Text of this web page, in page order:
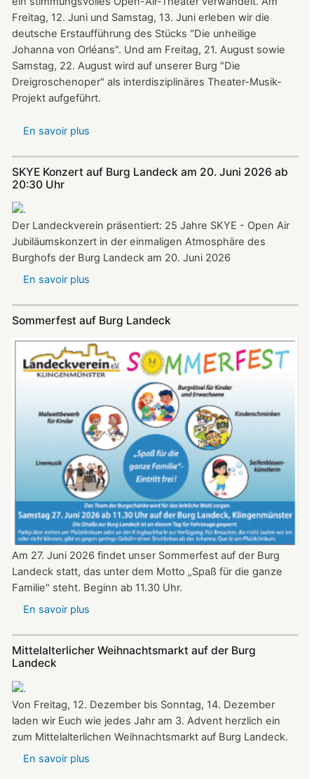
Freitag, 12. Juni und Samstag, 13. Juni erleben wir die
deutsche Erstaufführung des Stücks "Die unheilige
Johanna von Orléans". Und am Freitag, 21. August sowie
Samstag, 22. August wird auf unserer Burg "Die
Dreigroschenoper" als interdisziplinäres Theater-Musik-
Projekt aufgeführt.
En savoir plus
Theatersommer
Landeck
SKYE Konzert auf Burg Landeck am 20. Juni 2026 ab
20:30 Uhr​​​​​​​​​​​​​​
Der Landeckverein präsentiert: 25 Jahre SKYE - Open Air
Jubiläumskonzert in der einmaligen Atmosphäre des
Burghofs der Burg Landeck am 20. Juni 2026
En savoir plus
auf
Burg
Landeck
am
Juni
2026
ab
20:30
Uhr​​​​​​​​​​​​​​
Sommerfest auf Burg Landeck
Am 27. Juni 2026 findet unser Sommerfest auf der Burg
Landeck statt, das unter dem Motto „Spaß für die ganze
Familie" steht. Beginn ab 11.30 Uhr.
En savoir plus
Burg
Mittelalterlicher Weihnachtsmarkt auf der Burg
Landeck
Von Freitag, 12. Dezember bis Sonntag, 14. Dezember
laden wir Euch wie jedes Jahr am 3. Advent herzlich ein
zum Mittelalterlichen Weihnachtsmarkt auf Burg Landeck.
En savoir plus